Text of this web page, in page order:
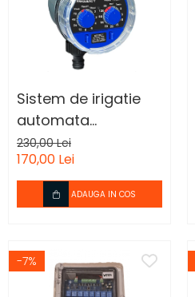
Sistem de irigatie
automata
functional cu
presiune
gravitationala a
apei
230,00 Lei
170,00 Lei
ADAUGA IN COS
-7%